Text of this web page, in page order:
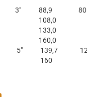
3″ 88,9 80
108,0
133,0
160,0
5″
139,7
160